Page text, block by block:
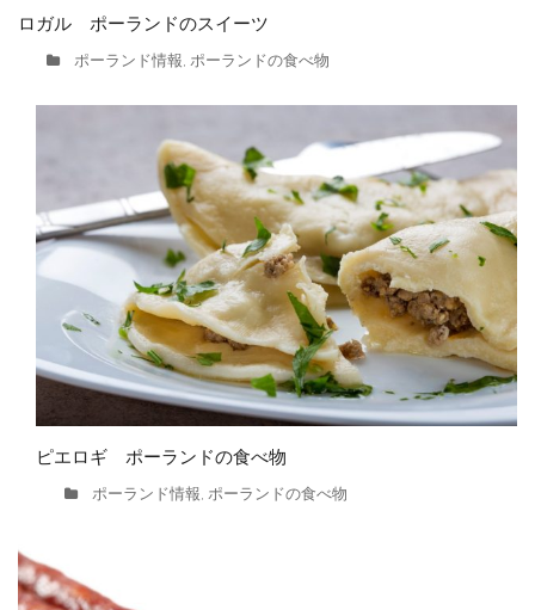
ロガル ポーランドのスイーツ
ポーランド情報, ポーランドの食べ物
ピエロギ ポーランドの食べ物
ポーランド情報, ポーランドの食べ物